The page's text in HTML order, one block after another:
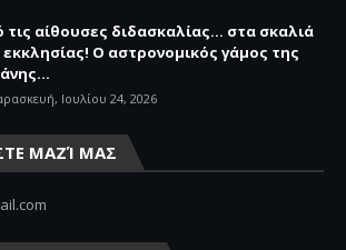
τις αίθουσες διδασκαλίας… στα σκαλιά
εκκλησίας! Ο αστρονομικός γάμος της
Ιουλίου 24, 2026
ΜΑΖΊ ΜΑΣ